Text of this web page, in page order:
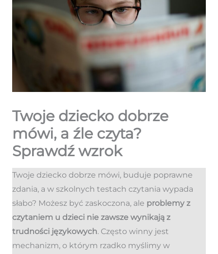
Twoje dziecko dobrze
mówi, a źle czyta?
Sprawdź wzrok
Twoje dziecko dobrze mówi, buduje poprawne
zdania, a w szkolnych testach czytania wypada
słabo? Możesz być zaskoczona, ale problemy z
czytaniem u dzieci nie zawsze wynikają z
trudności językowych. Często winny jest
mechanizm, o którym rzadko myślimy w